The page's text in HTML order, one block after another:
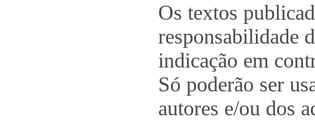
Os textos
responsabilidade
indicação em
Só poderão ser
autores e/ou dos